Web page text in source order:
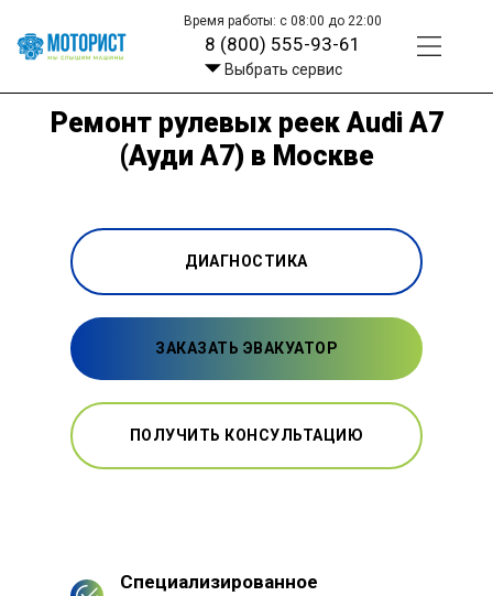
Время работы: с 08:00 до 22:00
8 (800) 555-93-61
Выбрать сервис
Ремонт рулевых реек Audi A7
(Ауди А7) в Москве
ДИАГНОСТИКА
ЗАКАЗАТЬ ЭВАКУАТОР
ПОЛУЧИТЬ КОНСУЛЬТАЦИЮ
Специализированное